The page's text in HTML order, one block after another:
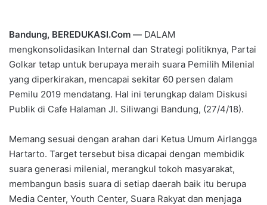
Bandung, BEREDUKASI.Com — DALAM
mengkonsolidasikan Internal dan Strategi politiknya, Partai
Golkar tetap untuk berupaya meraih suara Pemilih Milenial
yang diperkirakan, mencapai sekitar 60 persen dalam
Pemilu 2019 mendatang. Hal ini terungkap dalam Diskusi
Publik di Cafe Halaman Jl. Siliwangi Bandung, (27/4/18).
Memang sesuai dengan arahan dari Ketua Umum Airlangga
Hartarto. Target tersebut bisa dicapai dengan membidik
suara generasi milenial, merangkul tokoh masyarakat,
membangun basis suara di setiap daerah baik itu berupa
Media Center, Youth Center, Suara Rakyat dan menjaga